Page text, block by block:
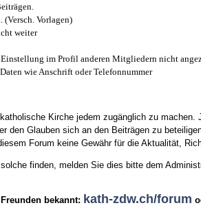
(Versch. Vorlagen)
weiter
im Profil anderen Mitgliedern nicht
wie Anschrift oder Telefonnummer
Kirche jedem zugänglich zu
den Glauben sich an den Beiträgen zu
Forum keine Gewähr für die Aktualität,
finden, melden Sie dies bitte dem
bekannt: kath-zdw.ch/forum